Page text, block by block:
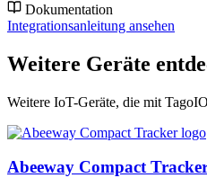
Dokumentation
Integrationsanleitung ansehen
Weitere Geräte
Weitere IoT-Geräte, die mit
Abeeway Compact